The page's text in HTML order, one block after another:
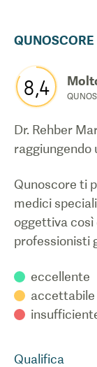
QUNOSCORE
8,4
Dr. Rehber
raggiungendo
Qunoscore ti
medici
oggettiva così
professionisti
eccellente
accettabile
Qualifica